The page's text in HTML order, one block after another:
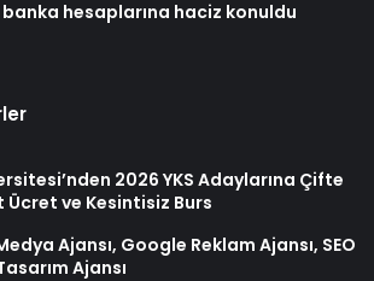
banka hesaplarına haciz konuldu
2026 YKS Adaylarına Çifte
Ücret ve Kesintisiz Burs
Ajansı, Google Reklam Ajansı, SEO
Ajansı